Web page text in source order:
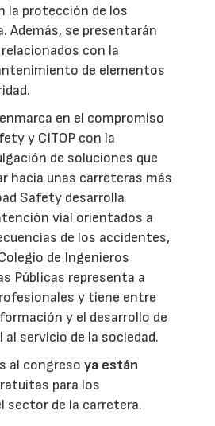
la protección de los
Además, se presentarán
con la
de elementos
en el compromiso
y CITOP con la
de soluciones que
hacia unas carreteras más
Safety desarrolla
vial orientados a
de los accidentes,
de Ingenieros
Públicas representa a
y tiene entre
y el desarrollo de
al servicio de la sociedad.
al congresoya están
para los
sector de la carretera.